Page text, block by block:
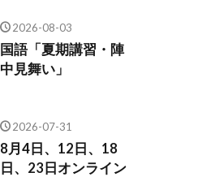
2026-08-03
国語「夏期講習・陣
中見舞い」
2026-07-31
8月4日、12日、18
日、23日オンライン